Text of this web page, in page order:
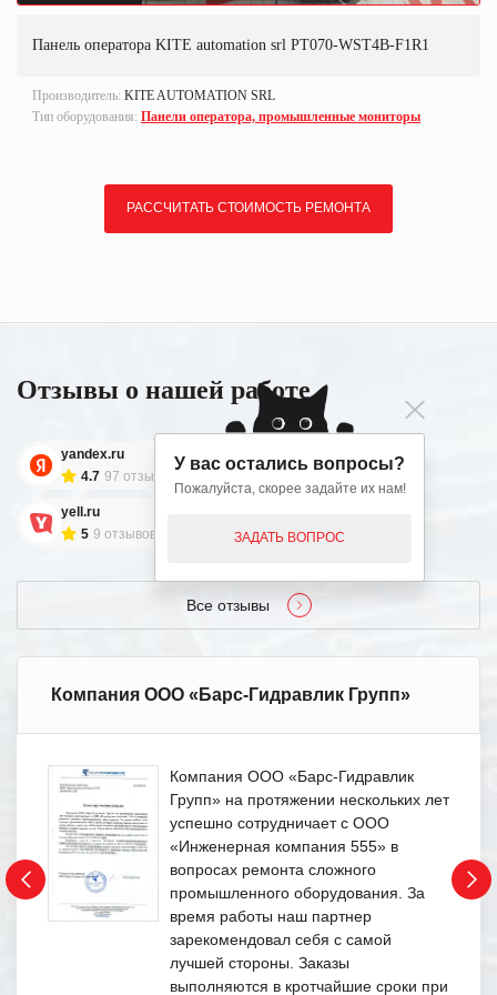
Панель оператора KITE automation srl PT070-WST4B-F1R1
Производитель: KITE AUTOMATION SRL
Тип оборудования: Панели оператора, промышленные мониторы
РАССЧИТАТЬ СТОИМОСТЬ РЕМОНТА
Отзывы о нашей работе
yandex.ru
4.7 97 отзывов
yell.ru
5 9 отзывов
Все отзывы
Компания ООО «Барс-Гидравлик Групп»
Компания ООО «Барс-Гидравлик
Групп» на протяжении нескольких лет
успешно сотрудничает с ООО
«Инженерная компания 555» в
вопросах ремонта сложного
промышленного оборудования. За
время работы наш партнер
зарекомендовал себя с самой
лучшей стороны. Заказы
выполняются в кротчайшие сроки при
У вас остались вопросы?
Пожалуйста, скорее задайте их нам!
ЗАДАТЬ ВОПРОС